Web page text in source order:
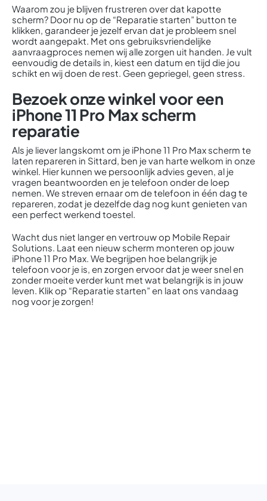
Waarom zou je blijven frustreren over dat kapotte
scherm? Door nu op de “Reparatie starten” button te
klikken, garandeer je jezelf ervan dat je probleem snel
wordt aangepakt. Met ons gebruiksvriendelijke
aanvraagproces nemen wij alle zorgen uit handen. Je vult
eenvoudig de details in, kiest een datum en tijd die jou
schikt en wij doen de rest. Geen gepriegel, geen stress.
Bezoek onze winkel voor een
iPhone 11 Pro Max scherm
reparatie
Als je liever langskomt om je iPhone 11 Pro Max scherm te
laten repareren in Sittard, ben je van harte welkom in onze
winkel. Hier kunnen we persoonlijk advies geven, al je
vragen beantwoorden en je telefoon onder de loep
nemen. We streven ernaar om de telefoon in één dag te
repareren, zodat je dezelfde dag nog kunt genieten van
een perfect werkend toestel.
Wacht dus niet langer en vertrouw op Mobile Repair
Solutions. Laat een nieuw scherm monteren op jouw
iPhone 11 Pro Max. We begrijpen hoe belangrijk je
telefoon voor je is, en zorgen ervoor dat je weer snel en
zonder moeite verder kunt met wat belangrijk is in jouw
leven. Klik op “Reparatie starten” en laat ons vandaag
nog voor je zorgen!